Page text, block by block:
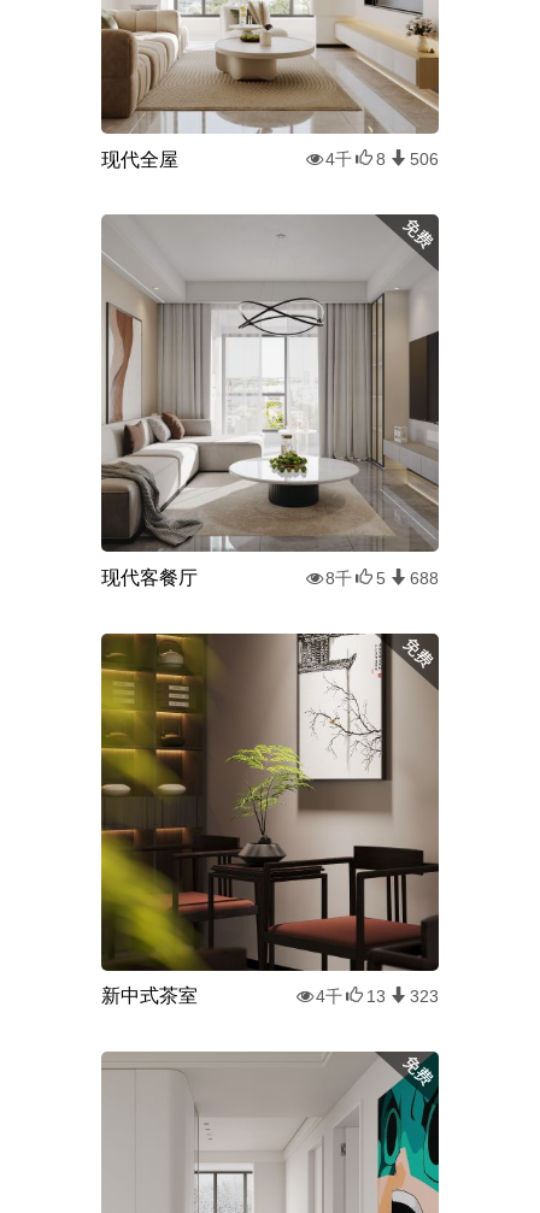
现代全屋 4千 8 506
现代客餐厅 8千 5 688
新中式茶室 4千 13 323